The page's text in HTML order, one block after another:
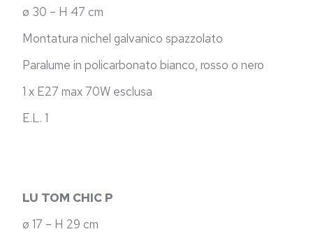
ø 30 – H 47 cm
Montatura nichel galvanico spazzolato
Paralume in policarbonato bianco, rosso o nero
1 x E27 max 70W esclusa
E.L. 1
LU TOM CHIC P
ø 17 – H 29 cm